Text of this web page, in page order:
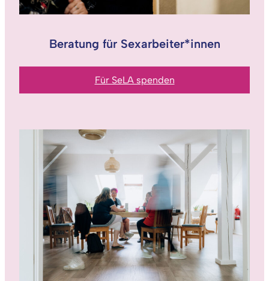
Beratung für Sexarbeiter*innen
Für SeLA spenden